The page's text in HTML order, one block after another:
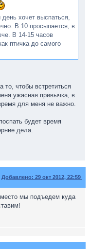
хочет выспаться,
В 10 просыпается, в
В 14-15 часов
птичка до самого
то, чтобы встретиться
ужасная привычка, в
для меня не важно.
будет время
дела.
Добавлено: 29 окт 2012, 22:59
мы подъедем куда